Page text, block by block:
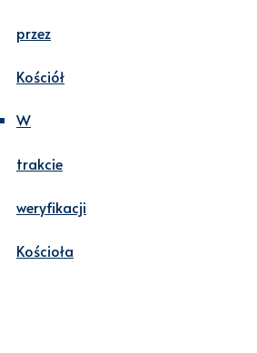
przez
Kościół
W
trakcie
weryfikacji
Kościoła